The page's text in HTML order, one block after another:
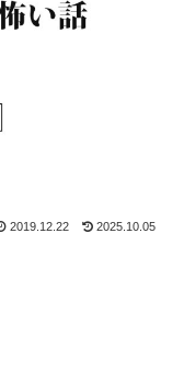
2019.12.22 2025.10.05